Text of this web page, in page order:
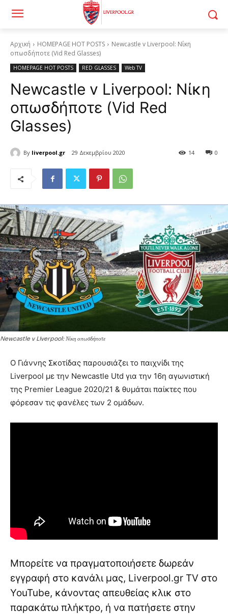
Αρχική HOMEPAGE HOT POSTS
Newcastle v Liverpool: Νίκη
οπωσδήποτε (Vid Red Glasses)
HOMEPAGE HOT POSTS RED GLASSES Web TV
Newcastle v Liverpool: Νίκη
οπωσδήποτε (Vid Red
Glasses)
By liverpool.gr 29 Δεκεμβρίου 2020 0
14
Newcastle v Liverpool: Νίκη οπωσδήποτε
Ο Γιάννης Σκοτίδας παρουσιάζει το παιχνίδι της
Liverpool με την Newcastle Utd για την 16η αγωνιστική
της Premier League 2020/21 & θυμάται παίκτες που
φόρεσαν τις φανέλες των 2 ομάδων.
Μπορείτε να πραγματοποιήσετε δωρεάν
εγγραφή στο κανάλι μας, Liverpool.gr TV στο
YouTube, κάνοντας απευθείας κλικ στο
παρακάτω πλήκτρο, ή να πατήσετε στην